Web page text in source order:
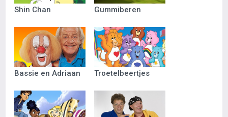
Shin Chan Gummiberen
Bassie en Adriaan Troetelbeertjes